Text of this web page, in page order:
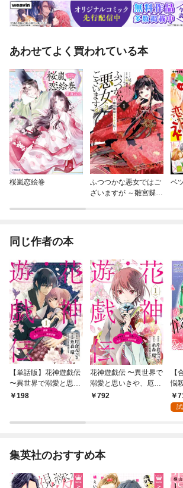
あわせてよく買われている本
桜嵐恋絵巻
ふつつかな悪女ではご
ざいますが ～雛宮蝶鼠
ベ
同じ作者の本
【単話版】花神遊戯伝
〜異世界で溺愛と思い
きや、厄災だらけで前
198
花神遊戯伝 〜異世界で
溺愛と思いきや、厄災
だらけで前途多
792
【
悩
は
音
集英社のおすすめ本